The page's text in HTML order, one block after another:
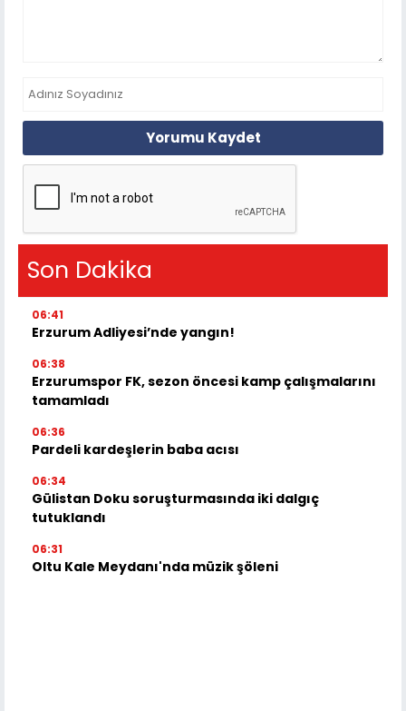
Yorumu Kaydet
Son Dakika
06:41
Erzurum Adliyesi’nde yangın!
06:38
Erzurumspor FK, sezon öncesi kamp çalışmalarını
tamamladı
06:36
Pardeli kardeşlerin baba acısı
06:34
Gülistan Doku soruşturmasında iki dalgıç
tutuklandı
06:31
Oltu Kale Meydanı'nda müzik şöleni